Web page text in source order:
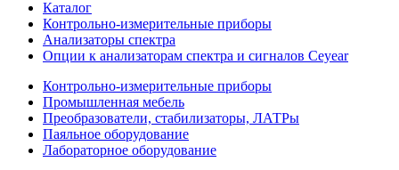
Каталог
Контрольно-измерительные приборы
Анализаторы спектра
Опции к анализаторам спектра и сигналов Ceyear
Контрольно-измерительные приборы
Промышленная мебель
Преобразователи, стабилизаторы, ЛАТРы
Паяльное оборудование
Лабораторное оборудование